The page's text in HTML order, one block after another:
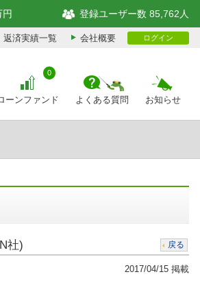
円 登録ユーザー数 85,762人
返済実績一覧 会社概要 ログイン
ーンファンド
0
よくある質問 お知らせ
社) 戻る
2017/04/15 掲載